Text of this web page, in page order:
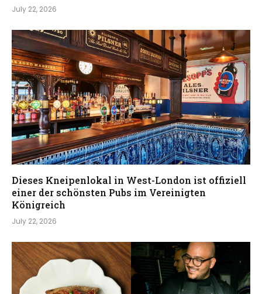
July 22, 2026
Dieses Kneipenlokal in West-London ist offiziell
einer der schönsten Pubs im Vereinigten
Königreich
July 22, 2026